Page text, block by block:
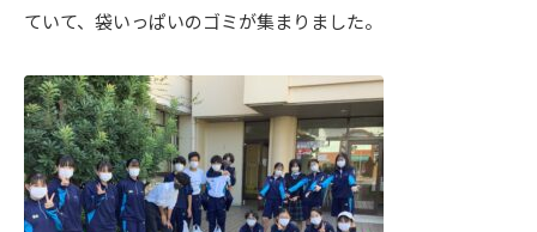
ていて、袋いっぱいのゴミが集まりました。